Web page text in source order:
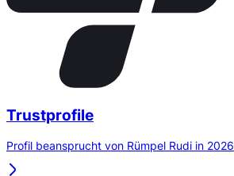
Trustprofile
Profil beansprucht von Rümpel Rudi in 2026